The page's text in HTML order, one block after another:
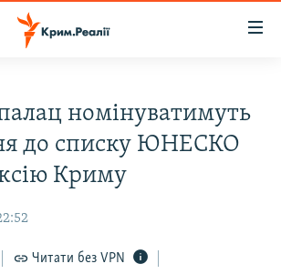
номінуватимуть
до списку ЮНЕСКО
Криму
Читати без VPN